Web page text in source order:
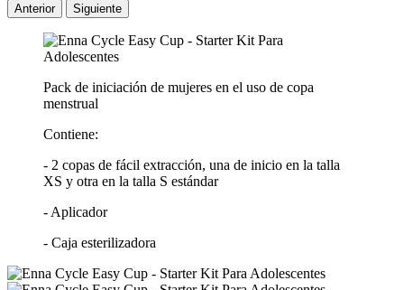
Anterior Siguiente
Pack de iniciación de mujeres en el uso de copa
menstrual
Contiene:
- 2 copas de fácil extracción, una de inicio en la talla
XS y otra en la talla S estándar
- Aplicador
- Caja esterilizadora